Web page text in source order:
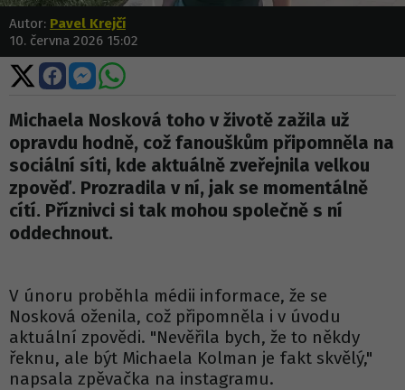
Autor: Pavel Krejčí
10. června 2026 15:02
Sdílet
na
X
Sdílet
na
Facebooku
Sdílet
na
Messengeru
Sdílet
WhatsApp
Michaela Nosková toho v životě zažila už
opravdu hodně, což fanouškům připomněla na
sociální síti, kde aktuálně zveřejnila velkou
zpověď. Prozradila v ní, jak se momentálně
cítí. Příznivci si tak mohou společně s ní
oddechnout.
V únoru proběhla médii informace, že se
Nosková oženila, což připomněla i v úvodu
aktuální zpovědi. "Nevěřila bych, že to někdy
řeknu, ale být Michaela Kolman je fakt skvělý,"
napsala zpěvačka na instagramu.